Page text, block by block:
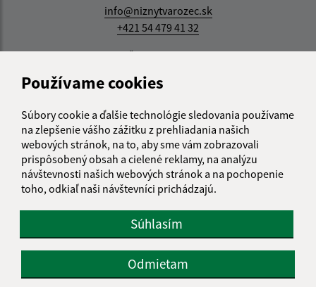
Používame cookies
Súbory cookie a ďalšie technológie sledovania používame
na zlepšenie vášho zážitku z prehliadania našich
webových stránok, na to, aby sme vám zobrazovali
prispôsobený obsah a cielené reklamy, na analýzu
návštevnosti našich webových stránok a na pochopenie
toho, odkiaľ naši návštevníci prichádzajú.
Súhlasím
Odmietam
info@niznytvarozec.sk
+421 54 479 41 32
IČO: 00322440